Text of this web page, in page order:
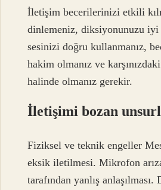
İletişim becerilerinizi etkili
dinlemeniz, diksiyonunuzu iyi
sesinizi doğru kullanmanız,
hakim olmanız ve
halinde olmanız gerekir.
İletişimi bozan
Fiziksel ve teknik engeller
eksik iletilmesi. Mikrofon
tarafından yanlış